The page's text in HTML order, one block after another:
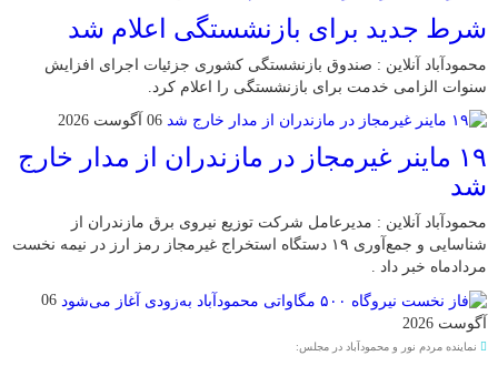
شرط جدید برای بازنشستگی اعلام شد
محمودآباد آنلاین : صندوق بازنشستگی کشوری جزئیات اجرای افزایش
سنوات الزامی خدمت برای بازنشستگی را اعلام کرد.
06 آگوست 2026
۱۹ ماینر غیرمجاز در مازندران از مدار خارج
شد
محمودآباد آنلاین : مدیرعامل شرکت توزیع نیروی برق مازندران از
شناسایی و جمع‌آوری ۱۹ دستگاه استخراج غیرمجاز رمز ارز در نیمه نخست
مردادماه خبر داد .
06
آگوست 2026
نماینده مردم نور و محمودآباد در مجلس: